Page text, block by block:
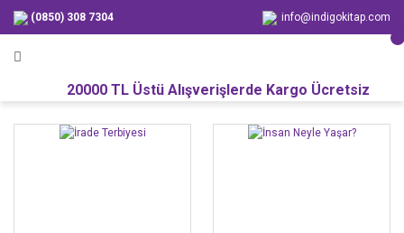
(0850) 308 7304 info@indigokitap.com
20000 TL Üstü Alışverişlerde Kargo Ücretsiz